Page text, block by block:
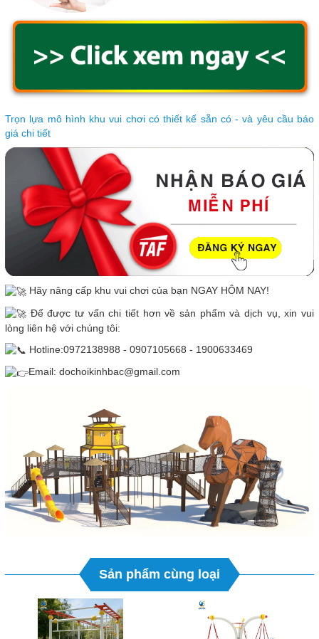
Trọn lựa mô hình khu vui chơi có thiết kế sẵn có - và yêu cầu báo
giá chi tiết
Hãy nâng cấp khu vui chơi của bạn NGAY HÔM NAY!
Để được tư vấn chi tiết hơn về sản phẩm và dịch vụ, xin vui
lòng liên hệ với chúng tôi:
Hotline:0972138988 - 0907105668 - 1900633469
Email: dochoikinhbac@gmail.com
Sản phẩm cùng loại